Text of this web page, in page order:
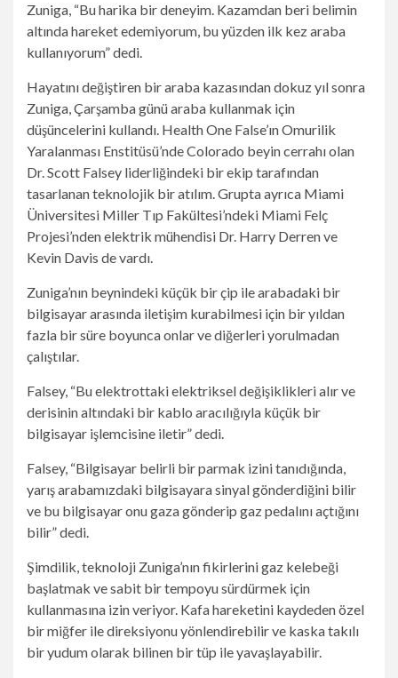
Zuniga, “Bu harika bir deneyim. Kazamdan beri belimin
altında hareket edemiyorum, bu yüzden ilk kez araba
kullanıyorum” dedi.
Hayatını değiştiren bir araba kazasından dokuz yıl sonra
Zuniga, Çarşamba günü araba kullanmak için
düşüncelerini kullandı. Health One False’ın Omurilik
Yaralanması Enstitüsü’nde Colorado beyin cerrahı olan
Dr. Scott Falsey liderliğindeki bir ekip tarafından
tasarlanan teknolojik bir atılım. Grupta ayrıca Miami
Üniversitesi Miller Tıp Fakültesi’ndeki Miami Felç
Projesi’nden elektrik mühendisi Dr. Harry Derren ve
Kevin Davis de vardı.
Zuniga’nın beynindeki küçük bir çip ile arabadaki bir
bilgisayar arasında iletişim kurabilmesi için bir yıldan
fazla bir süre boyunca onlar ve diğerleri yorulmadan
çalıştılar.
Falsey, “Bu elektrottaki elektriksel değişiklikleri alır ve
derisinin altındaki bir kablo aracılığıyla küçük bir
bilgisayar işlemcisine iletir” dedi.
Falsey, “Bilgisayar belirli bir parmak izini tanıdığında,
yarış arabamızdaki bilgisayara sinyal gönderdiğini bilir
ve bu bilgisayar onu gaza gönderip gaz pedalını açtığını
bilir” dedi.
Şimdilik, teknoloji Zuniga’nın fikirlerini gaz kelebeği
başlatmak ve sabit bir tempoyu sürdürmek için
kullanmasına izin veriyor. Kafa hareketini kaydeden özel
bir miğfer ile direksiyonu yönlendirebilir ve kaska takılı
bir yudum olarak bilinen bir tüp ile yavaşlayabilir.